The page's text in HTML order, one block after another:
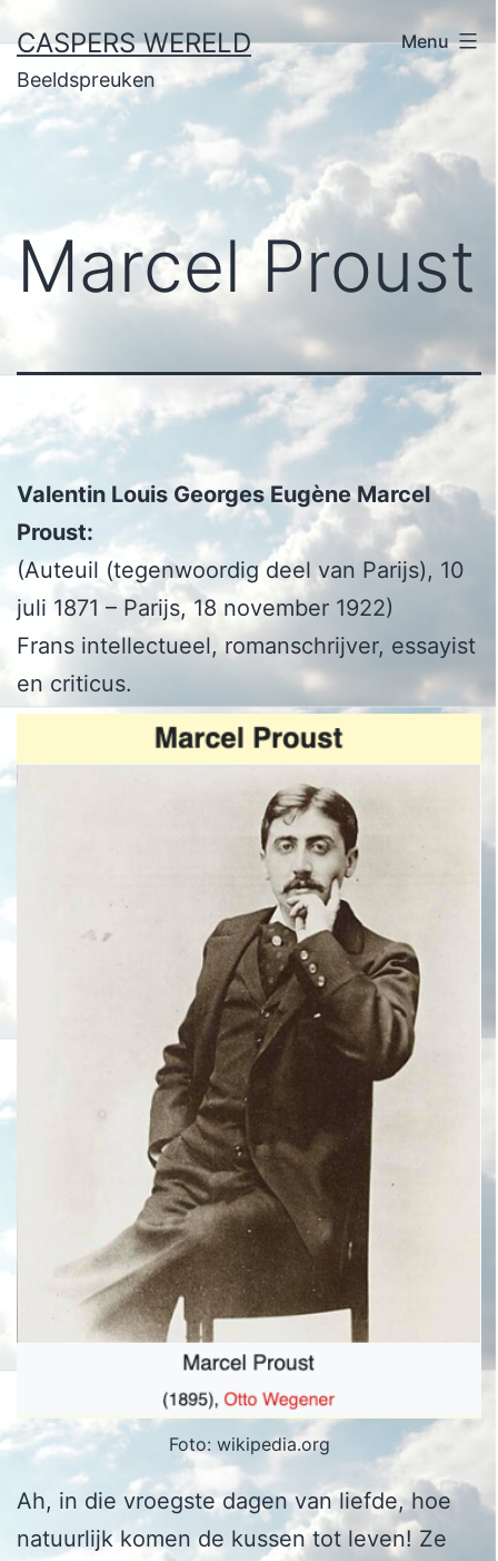
naar
de
inhoud
CASPERS WERELD
Beeldspreuken
Menu
Marcel Proust
Valentin Louis Georges Eugène Marcel
Proust:
(Auteuil (tegenwoordig deel van Parijs), 10
juli 1871 – Parijs, 18 november 1922)
Frans intellectueel, romanschrijver, essayist
en criticus.
Foto: wikipedia.org
Ah, in die vroegste dagen van liefde, hoe
natuurlijk komen de kussen tot leven! Ze